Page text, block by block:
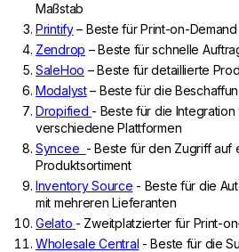
Maßstab
Printify– Beste für Print-on-Demand
Zendrop – Beste für schnelle
SaleHoo – Beste für detaillierte
Modalyst– Beste für die
Dropified - Beste für die
verschiedene Plattformen
Syncee - Beste für den Zugriff auf
Produktsortiment
Inventory Source - Beste für die
mit mehreren Lieferanten
Gelato - Zweitplatzierter für Print-
Wholesale Central - Beste für die